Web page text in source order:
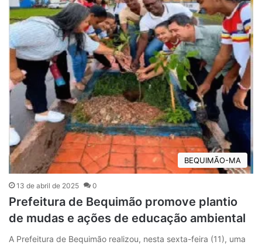
BEQUIMÃO-MA
13 de abril de 2025 0
Prefeitura de Bequimão promove plantio
de mudas e ações de educação ambiental
A Prefeitura de Bequimão realizou, nesta sexta-feira (11), uma